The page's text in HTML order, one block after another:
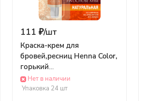
111 ₽/шт
Краска-крем для
бровей,ресниц Henna Color,
горький
шоколад,тюб.блистер (5мл)
1220 ФИТОКОСМЕТИК
Нет в наличии
Упаковка 24 шт